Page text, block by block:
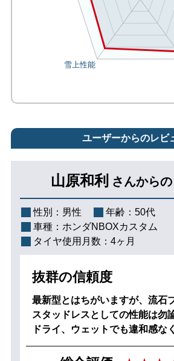
ユーザーからのレビ
山原和利 さんから
性別： 男性 年齢： 50代
車種： ホンダNBOXカスタム
タイヤ使用月数： 4ヶ月
抜群の信頼度
最新型とはちがいますが、流石
スタッドレスとしての性能は勿
ドライ、ウェットでも違和感な